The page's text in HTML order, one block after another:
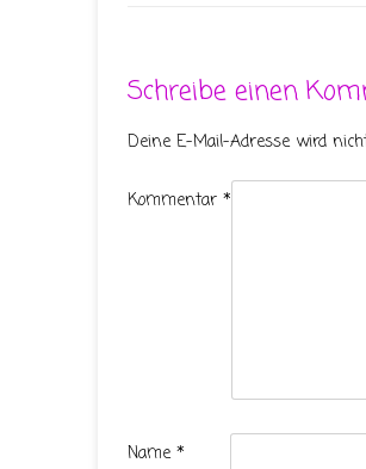
Schreibe einen
Deine E-Mail-Adresse wird
Kommentar *
Name *